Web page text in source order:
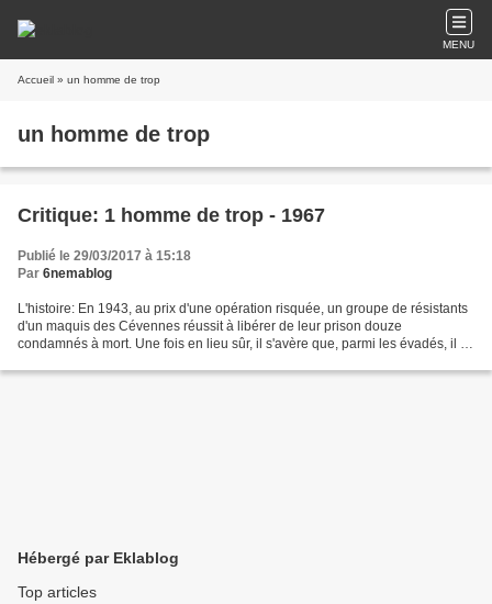
MENU
Accueil » un homme de trop
un homme de trop
Critique: 1 homme de trop - 1967
Publié le 29/03/2017 à 15:18
Par 6nemablog
L'histoire: En 1943, au prix d'une opération risquée, un groupe de résistants
d'un maquis des Cévennes réussit à libérer de leur prison douze
condamnés à mort. Une fois en lieu sûr, il s'avère que, parmi les évadés, il y
Hébergé par Eklablog
Top articles